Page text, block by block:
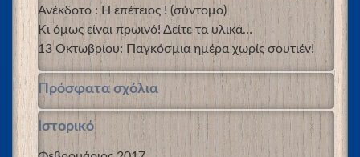
Ανέκδοτο : Η επέτειος ! (σύντομο)
Κι όμως είναι πρωινό! Δείτε τα υλικά…
13 Οκτωβρίου: Παγκόσμια ημέρα χωρίς σουτιέν!
Πρόσφατα σχόλια
Ιστορικό